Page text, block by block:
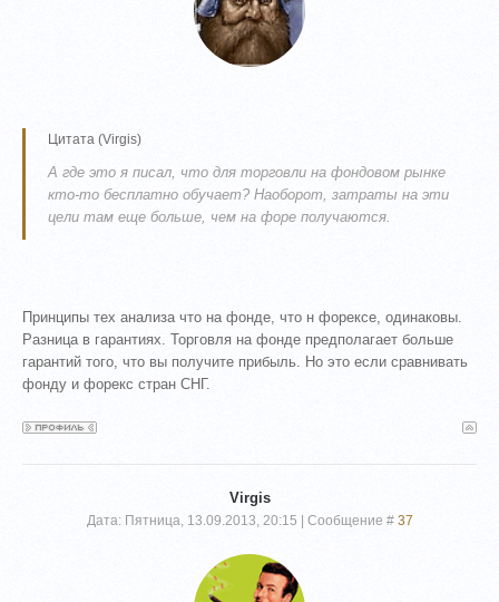
Цитата (Virgis)
А где это я писал, что для торговли на фондовом рынке
кто-то бесплатно обучает? Наоборот, затраты на эти
цели там еще больше, чем на форе получаются.
Принципы тех анализа что на фонде, что н форексе, одинаковы.
Разница в гарантиях. Торговля на фонде предполагает больше
гарантий того, что вы получите прибыль. Но это если сравнивать
фонду и форекс стран СНГ.
Virgis
Дата: Пятница, 13.09.2013, 20:15 | Сообщение # 37